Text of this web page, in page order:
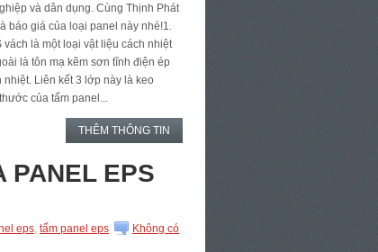
và dân dụng. Cùng Thịnh Phát
báo giá của loại panel này nhé!1.
là một loại vật liệu cách nhiệt
là tôn mạ kẽm sơn tĩnh điện ép
Liên kết 3 lớp này là keo
của tấm panel...
THÊM THÔNG TIN
PANEL EPS
eps tấm panel eps
Không có